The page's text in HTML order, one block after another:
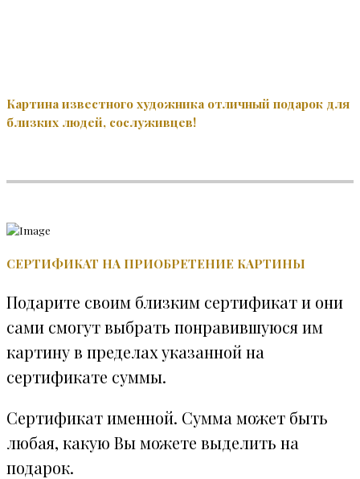
Картина известного художника отличный подарок для
близких людей, сослуживцев!
СЕРТИФИКАТ НА ПРИОБРЕТЕНИЕ КАРТИНЫ
Подарите своим близким сертификат и они
сами смогут выбрать понравившуюся им
картину в пределах указанной на
сертификате суммы.
Сертификат именной. Сумма может быть
любая, какую Вы можете выделить на
подарок.